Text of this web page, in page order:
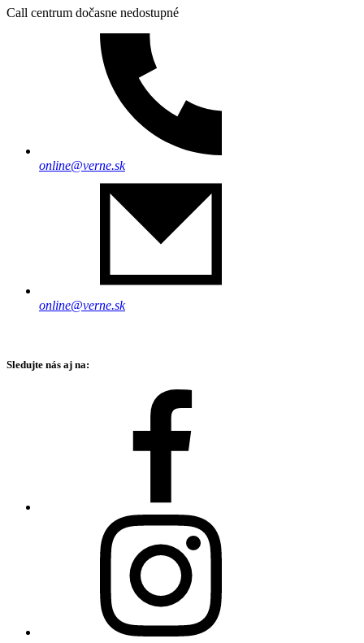
Call centrum dočasne nedostupné
online@verne.sk
online@verne.sk
Sledujte nás aj na: